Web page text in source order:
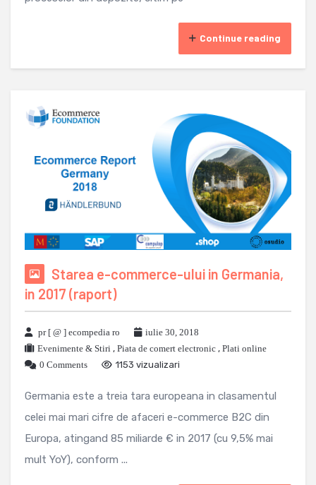
Continue reading
Starea e-commerce-ului in Germania,
in 2017 (raport)
pr [ @ ] ecompedia ro
iulie 30, 2018
Evenimente & Stiri , Piata de comert electronic , Plati online
0 Comments
1153 vizualizari
Germania este a treia tara europeana in clasamentul
celei mai mari cifre de afaceri e-commerce B2C din
Europa, atingand 85 miliarde € in 2017 (cu 9,5% mai
mult YoY), conform ...